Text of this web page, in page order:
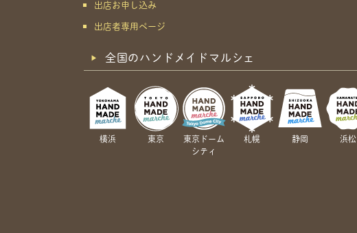
出店お申し込み
出店者専用ページ
全国のハンドメイドマルシェ
横浜 東京
東京ドーム
シティ
札幌 静岡 浜松